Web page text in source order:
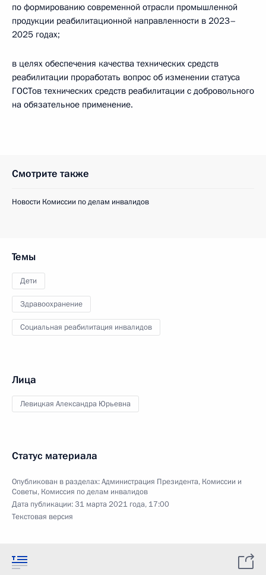
по формированию современной отрасли промышленной
продукции реабилитационной направленности в 2023–
2025 годах;
в целях обеспечения качества технических средств
реабилитации проработать вопрос об изменении статуса
ГОСТов технических средств реабилитации с добровольного
на обязательное применение.
Смотрите также
Новости Комиссии по делам инвалидов
Темы
Дети
Здравоохранение
Социальная реабилитация инвалидов
Лица
Левицкая Александра Юрьевна
Статус материала
Опубликован в разделах:Администрация Президента, Комиссии и
Советы, Комиссия по делам инвалидов
Дата публикации:31 марта 2021 года, 17:00
Текстовая версия